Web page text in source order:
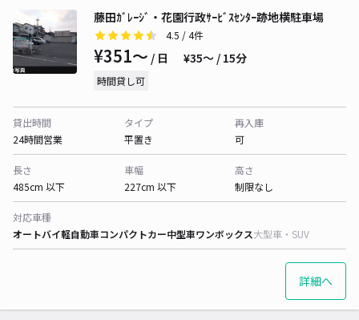
藤田ｶﾞﾚｰｼﾞ・花園行政ｻｰﾋﾞｽｾﾝﾀｰ跡地横駐車場
4.5 / 4件
¥351〜 / 日 ¥35〜 / 15分
時間貸し可
貸出時間
24時間営業
タイプ
平置き
再入庫
可
長さ
485cm 以下
車幅
227cm 以下
高さ
制限なし
対応車種
オートバイ軽自動車コンパクトカー中型車ワンボックス大型車・SUV
詳細へ